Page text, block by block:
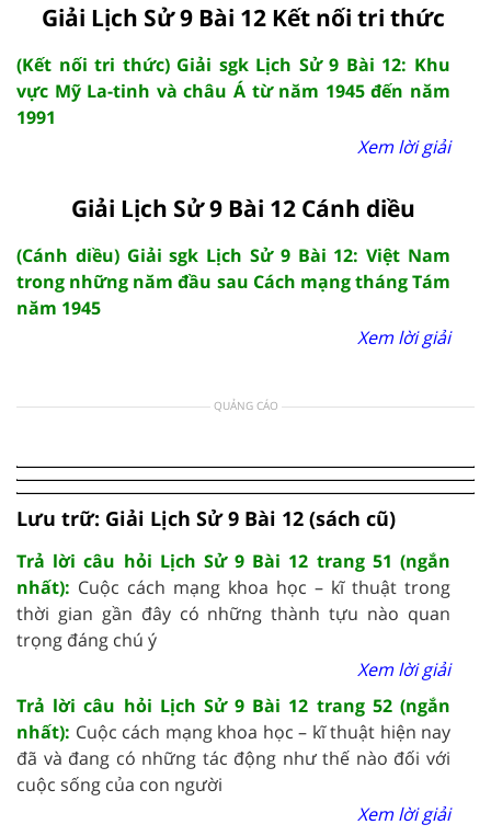
Giải Lịch Sử 9 Bài 12 Kết nối tri thức
(Kết nối tri thức) Giải sgk Lịch Sử 9 Bài 12: Khu
vực Mỹ La-tinh và châu Á từ năm 1945 đến năm
1991
Xem lời giải
Giải Lịch Sử 9 Bài 12 Cánh diều
(Cánh diều) Giải sgk Lịch Sử 9 Bài 12: Việt Nam
trong những năm đầu sau Cách mạng tháng Tám
năm 1945
Xem lời giải
QUẢNG CÁO
Lưu trữ: Giải Lịch Sử 9 Bài 12 (sách cũ)
Trả lời câu hỏi Lịch Sử 9 Bài 12 trang 51 (ngắn
nhất): Cuộc cách mạng khoa học – kĩ thuật trong
thời gian gần đây có những thành tựu nào quan
trọng đáng chú ý
Xem lời giải
Trả lời câu hỏi Lịch Sử 9 Bài 12 trang 52 (ngắn
nhất): Cuộc cách mạng khoa học – kĩ thuật hiện nay
đã và đang có những tác động như thế nào đối với
cuộc sống của con người
Xem lời giải